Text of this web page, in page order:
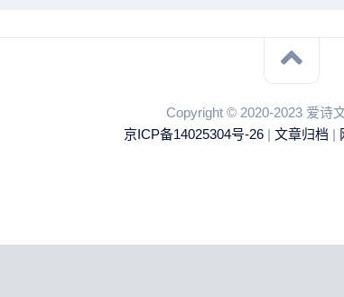
Copyright © 2020-2023 爱诗
京ICP备14025304号-26 | 文章归档 |